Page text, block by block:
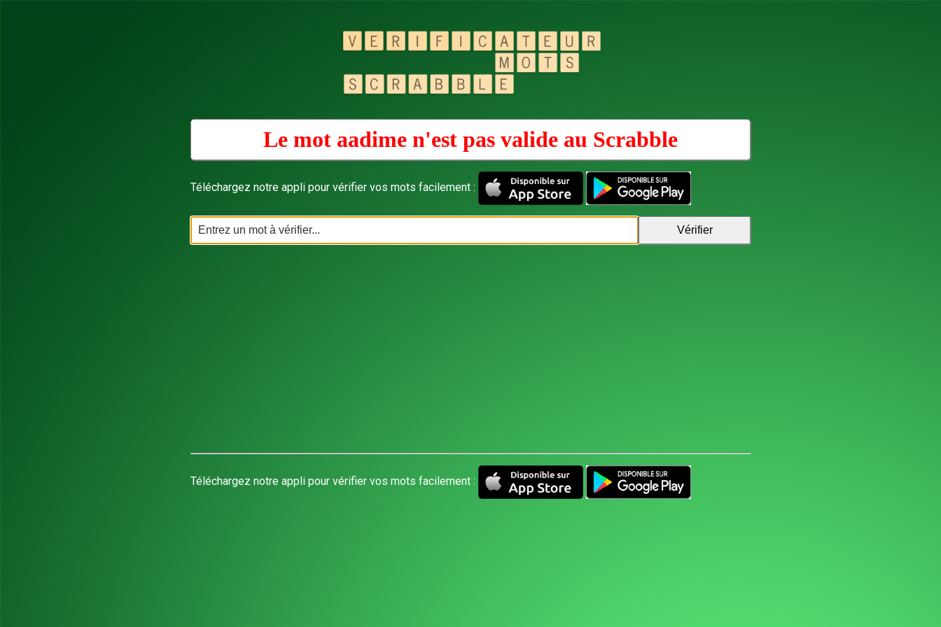
Le mot aadime n'est pas valide au Scrabble
Téléchargez notre appli pour vérifier vos mots facilement :
Téléchargez notre appli pour vérifier vos mots facilement :